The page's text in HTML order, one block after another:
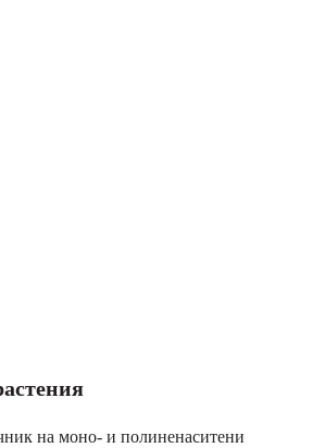
на моно- и полиненаситени